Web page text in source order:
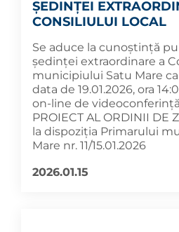
ȘEDINȚEI
CONSILIULUI LOCAL
Se aduce la cunoștință
ședinței extraordinare a
municipiului Satu Mare
data de 19.01.2026, ora
on-line de
PROIECT AL ORDINII DE
la dispoziția Primarului
Mare nr. 11/15.01.2026
2026.01.15